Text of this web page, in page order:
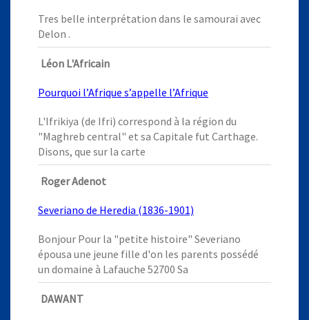
Tres belle interprétation dans le samourai avec
Delon .
Léon L'Africain
Pourquoi l’Afrique s’appelle l’Afrique
L'Ifrikiya (de Ifri) correspond à la région du
"Maghreb central" et sa Capitale fut Carthage.
Disons, que sur la carte
Roger Adenot
Severiano de Heredia (1836-1901)
Bonjour Pour la "petite histoire" Severiano
épousa une jeune fille d'on les parents possédé
un domaine à Lafauche 52700 Sa
DAWANT